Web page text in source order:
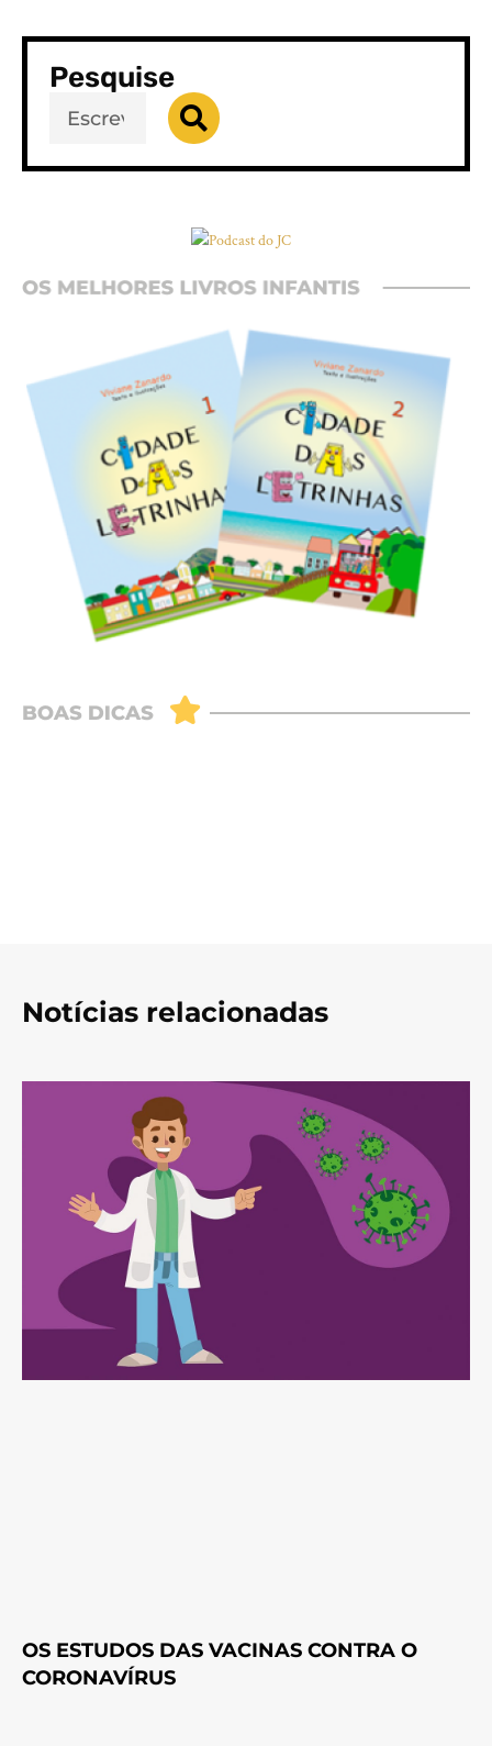
Pesquise
Notícias relacionadas
OS ESTUDOS DAS VACINAS CONTRA O
CORONAVÍRUS